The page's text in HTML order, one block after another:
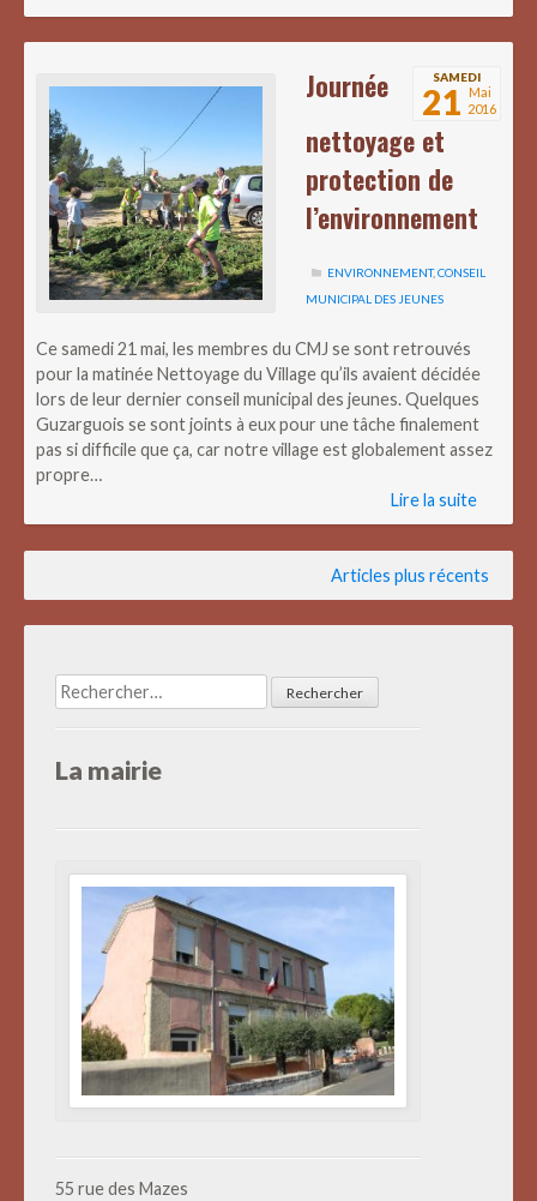
SAMEDI
21 Mai
2016
Journée
nettoyage et
protection de
l’environnement
ENVIRONNEMENT,CONSEIL
MUNICIPAL DES JEUNES
Ce samedi 21 mai, les membres du CMJ se sont retrouvés
pour la matinée Nettoyage du Village qu’ils avaient décidée
lors de leur dernier conseil municipal des jeunes. Quelques
Guzarguois se sont joints à eux pour une tâche finalement
pas si difficile que ça, car notre village est globalement assez
propre…
Lire la suite
des
Articles plus récents
Rechercher :
La mairie
55 rue des Mazes